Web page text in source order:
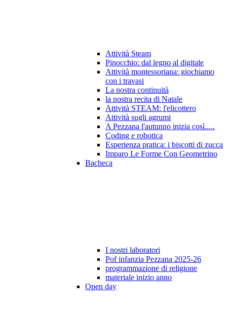
Attività Steam
Pinocchio: dal legno al digitale
Attività montessoriana: giochiamo
con i travasi
La nostra continuità
la nostra recita di Natale
Attività STEAM: l'elicottero
Attività sugli agrumi
A Pezzana l'autunno inizia così.....
Coding e robotica
Esperienza pratica: i biscotti di zucca
Imparo Le Forme Con Geometrino
Bacheca
I nostri laboratori
Pof infanzia Pezzana 2025-26
programmazione di religione
materiale inizio anno
Open day